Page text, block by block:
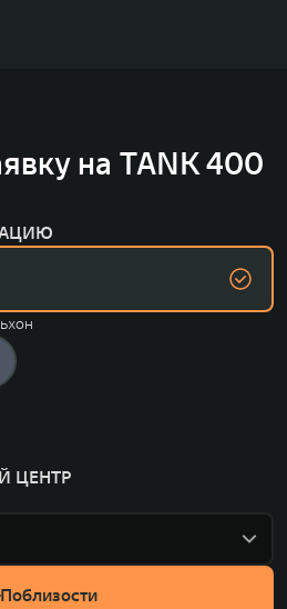
на TANK 400
ЦЕНТР
Поблизости